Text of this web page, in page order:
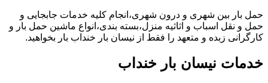
حمل بار بین شهری و درون شهری،انجام کلیه خدمات جابجایی و
حمل و نقل اسباب و اثاثیه منزل،بسته بندی،انواع ماشین حمل بار و
کارگرانی زبده و متعهد را فقط از نیسان بار خنداب بار بخواهید.
خدمات نیسان بار خنداب